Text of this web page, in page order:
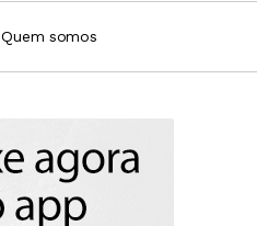
Quem somos